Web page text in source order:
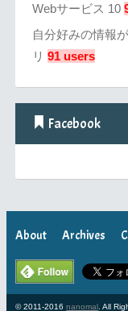
Webサービス 10
自分好みの情報
リ 91 users
Facebook
About Archives
© 2011-2016nanomal . All